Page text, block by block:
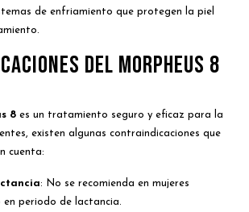
de enfriamiento que protegen la piel
del Morpheus 8
8 es un tratamiento seguro y eficaz para la
existen algunas contraindicaciones que
cuenta:
: No se recomienda en mujeres
periodo de lactancia.